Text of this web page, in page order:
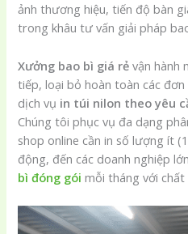
ảnh thương hiệu, tiến độ bàn
trong khâu tư vấn giải pháp
Xưởng bao bì giá rẻ vận hành
tiếp, loại bỏ hoàn toàn các
dịch vụ in túi nilon theo yêu
Chúng tôi phục vụ đa dạng
shop online cần in số lượng ít
động, đến các doanh nghiệp
bì đóng gói mỗi tháng với